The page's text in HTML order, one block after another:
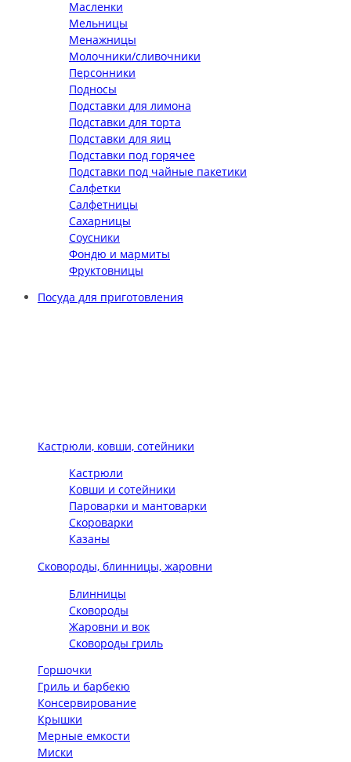
Масленки
Мельницы
Менажницы
Молочники/сливочники
Персонники
Подносы
Подставки для лимона
Подставки для торта
Подставки для яиц
Подставки под горячее
Подставки под чайные пакетики
Салфетки
Салфетницы
Сахарницы
Соусники
Фондю и мармиты
Фруктовницы
Посуда для приготовления
Кастрюли, ковши, сотейники
Кастрюли
Ковши и сотейники
Пароварки и мантоварки
Скороварки
Казаны
Сковороды, блинницы, жаровни
Блинницы
Сковороды
Жаровни и вок
Сковороды гриль
Горшочки
Гриль и барбекю
Консервирование
Крышки
Мерные емкости
Миски